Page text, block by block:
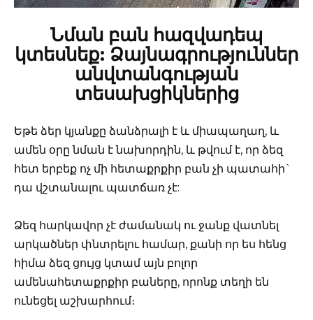
Նման բան հազվադեպ
կտեսնեք: Ձայնագրություններ
անվտանգության
տեսախցիկներից
Եթե ​​ձեր կյանքը ձանձրալի է և միապաղաղ, և
ամեն օրը նման է նախորդին, և թվում է, որ ձեզ
հետ երբեք ոչ մի հետաքրքիր բան չի պատահի`
դա վշտանալու պատճառ չէ:
Ձեզ հարկավոր չէ ժամանակ ու ջանք վատնել
արկածներ փնտրելու համար, քանի որ ես հենց
հիմա ձեզ ցույց կտամ այն բոլոր
ամենահետաքրքիր բաները, որոնք տեղի են
ունեցել աշխարհում։